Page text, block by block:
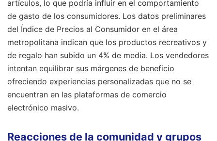
artículos, lo que podría influir en el comportamiento
de gasto de los consumidores. Los datos preliminares
del Índice de Precios al Consumidor en el área
metropolitana indican que los productos recreativos y
de regalo han subido un 4% de media. Los vendedores
intentan equilibrar sus márgenes de beneficio
ofreciendo experiencias personalizadas que no se
encuentran en las plataformas de comercio
electrónico masivo.
Reacciones de la comunidad y grupos